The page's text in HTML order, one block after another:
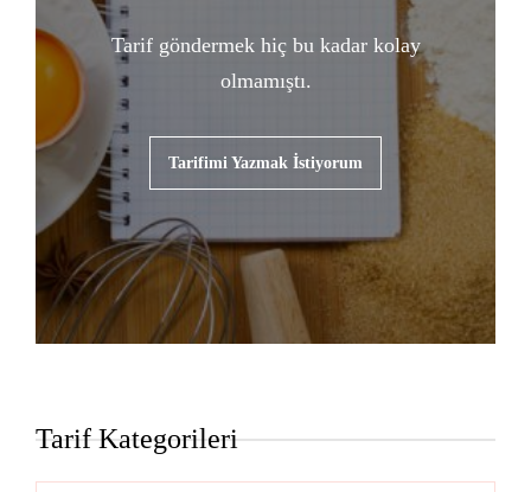
Tarif göndermek hiç bu kadar kolay
olmamıştı.
Tarifimi Yazmak İstiyorum
Tarif Kategorileri